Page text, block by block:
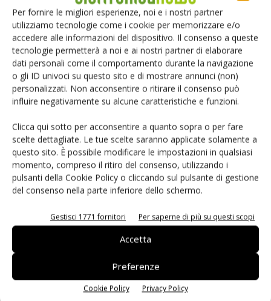
Per fornire le migliori esperienze, noi e i nostri partner
utilizziamo tecnologie come i cookie per memorizzare e/o
accedere alle informazioni del dispositivo. Il consenso a queste
tecnologie permetterà a noi e ai nostri partner di elaborare
dati personali come il comportamento durante la navigazione
o gli ID univoci su questo sito e di mostrare annunci (non)
personalizzati. Non acconsentire o ritirare il consenso può
influire negativamente su alcune caratteristiche e funzioni.
Clicca qui sotto per acconsentire a quanto sopra o per fare
scelte dettagliate. Le tue scelte saranno applicate solamente a
questo sito. È possibile modificare le impostazioni in qualsiasi
momento, compreso il ritiro del consenso, utilizzando i
pulsanti della Cookie Policy o cliccando sul pulsante di gestione
del consenso nella parte inferiore dello schermo.
Gestisci 1771 fornitori Per saperne di più su questi scopi
Accetta
Preferenze
Cookie Policy Privacy Policy
TAG Distribuzione Mercato
Facebook Twitter
ARTICOLI CORRELATI ALTRO DALL'AUTORE
IA autonoma: la fiducia diventa
sicurezza e interoperabilità